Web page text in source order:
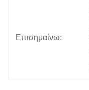
Επισημαίνω: